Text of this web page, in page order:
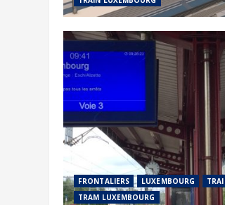
FRONTALIERS LUXEMBOURG
TRAM LUXEMBOURG